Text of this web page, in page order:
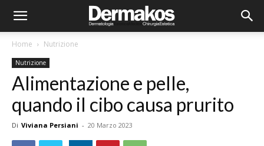
Home Nutrizione
Nutrizione
Alimentazione e pelle,
quando il cibo causa prurito
Di Viviana Persiani - 20 Marzo 2023